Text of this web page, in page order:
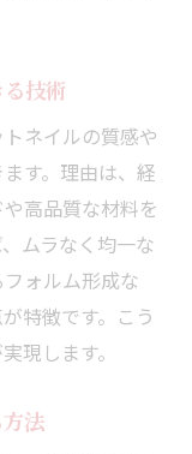
技術
ネイルの質感や
す。理由は、経
高品質な材料を
ムラなく均一な
ォルム形成な
特徴です。こう
現します。
法